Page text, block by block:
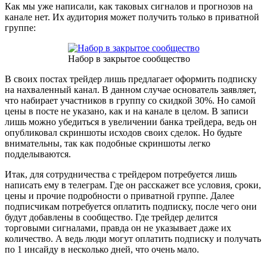
Как мы уже написали, как таковых сигналов и прогнозов на
канале нет. Их аудитория может получить только в приватной
группе:
Набор в закрытое сообщество
В своих постах трейдер лишь предлагает оформить подписку
на нахваленный канал. В данном случае основатель заявляет,
что набирает участников в группу со скидкой 30%. Но самой
цены в посте не указано, как и на канале в целом. В записи
лишь можно убедиться в увеличении банка трейдера, ведь он
опубликовал скриншоты исходов своих сделок. Но будьте
внимательны, так как подобные скриншоты легко
подделываются.
Итак, для сотрудничества с трейдером потребуется лишь
написать ему в телеграм. Где он расскажет все условия, сроки,
цены и прочие подробности о приватной группе. Далее
подписчикам потребуется оплатить подписку, после чего они
будут добавлены в сообщество. Где трейдер делится
торговыми сигналами, правда он не указывает даже их
количество. А ведь люди могут оплатить подписку и получать
по 1 инсайду в несколько дней, что очень мало.